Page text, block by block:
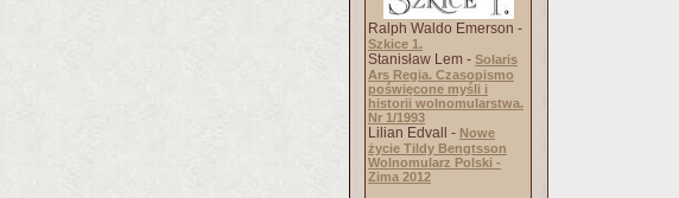
Ralph Waldo Emerson -
Szkice 1.
Stanisław Lem - Solaris
Ars Regia. Czasopismo
poświęcone myśli i
historii wolnomularstwa.
Nr 1/1993
Lilian Edvall - Nowe
życie Tildy Bengtsson
Wolnomularz Polski -
Zima 2012